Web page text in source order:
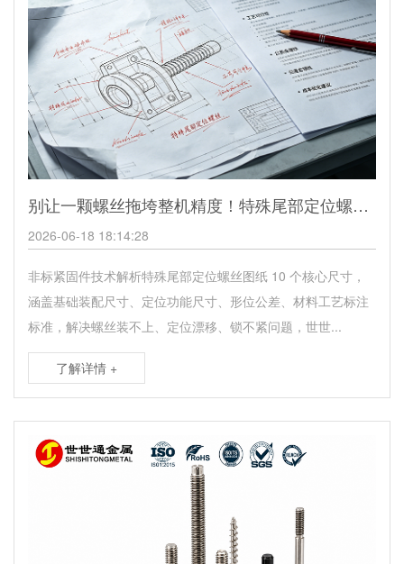
别让一颗螺丝拖垮整机精度！特殊尾部定位螺丝图纸标注完整指南
2026-06-18 18:14:28
非标紧固件技术解析特殊尾部定位螺丝图纸 10 个核心尺寸，
涵盖基础装配尺寸、定位功能尺寸、形位公差、材料工艺标注
标准，解决螺丝装不上、定位漂移、锁不紧问题，世世...
了解详情 +